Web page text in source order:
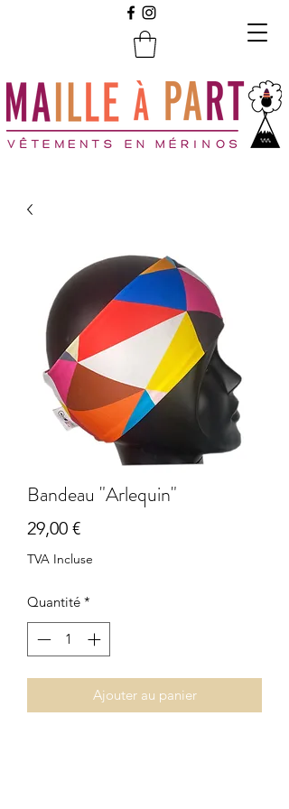
Bandeau "Arlequin"
29,00 €Prix
TVA Incluse
Quantité *
Ajouter au panier